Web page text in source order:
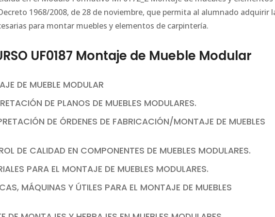
1968/2008, de 28 de noviembre, que permita al alumnado adquirir
para montar muebles y elementos de carpintería.
UF0187 Montaje de Mueble Modular
DE MUEBLE MODULAR
DE PLANOS DE MUEBLES MODULARES.
DE ÓRDENES DE FABRICACIÓN/MONTAJE DE MUEBLES
DE CALIDAD EN COMPONENTES DE MUEBLES MODULARES.
PARA EL MONTAJE DE MUEBLES MODULARES.
MÁQUINAS Y ÚTILES PARA EL MONTAJE DE MUEBLES